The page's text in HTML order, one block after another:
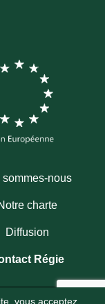
vous acceptez
sommes-nous
charte
Diffusion
Régie